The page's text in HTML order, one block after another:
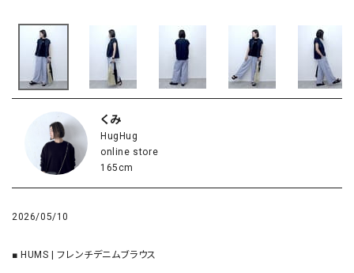
くみ
HugHug
online store
165cm
2026/05/10
■ HUMS | フレンチデニムブラウス